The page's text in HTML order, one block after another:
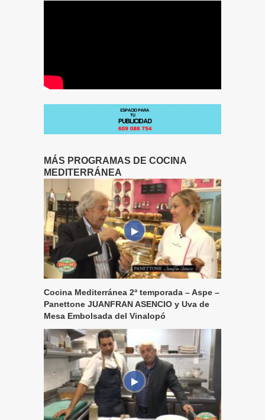
MÁS PROGRAMAS DE COCINA
MEDITERRÁNEA
Cocina Mediterránea 2ª temporada – Aspe –
Panettone JUANFRAN ASENCIO y Uva de
Mesa Embolsada del Vinalopó